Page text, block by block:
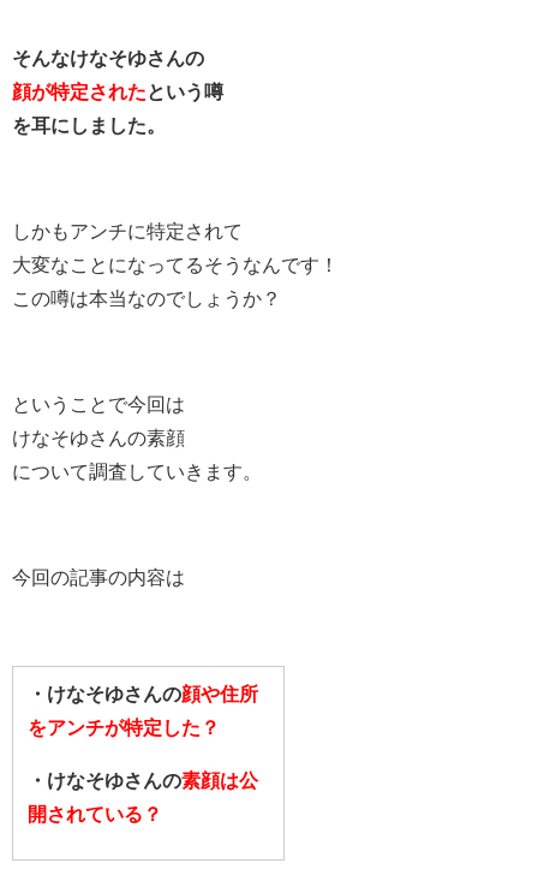
そんなけなそゆさんの
顔が特定された という噂
を耳にしました。
しかもアンチに特定されて
大変なことになってるそうなんです！
この噂は本当なのでしょうか？
ということで今回は
けなそゆさんの素顔
について調査していきます。
今回の記事の内容は
・けなそゆさんの顔や住所
をアンチが特定した？
・けなそゆさんの素顔は公
開されている？